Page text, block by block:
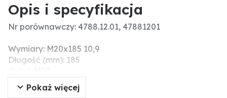
Opis i specyfikacja
Nr porównawczy: 4788.12.01, 47881201
Wymiary: M20x185 10,9
Długość (mm): 185
Jakość: 10.9
Pokaż więcej